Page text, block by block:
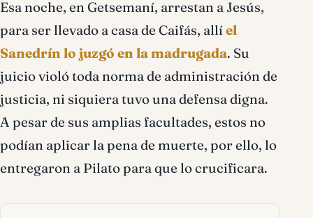
Esa noche, en Getsemaní, arrestan a Jesús,
para ser llevado a casa de Caifás, allíel
Sanedrín lo juzgó en la madrugada. Su
juicio violó toda norma de administración de
justicia, ni siquiera tuvo una defensa digna.
A pesar de sus amplias facultades, estos no
podían aplicar la pena de muerte, por ello, lo
entregaron a Pilato para que lo crucificara.